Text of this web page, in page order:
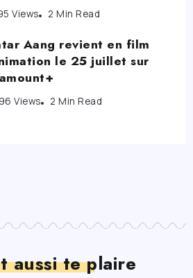
Views 2 Min Read
Aang revient en film
le 25 juillet sur
Views 2 Min Read
aussi te plaire